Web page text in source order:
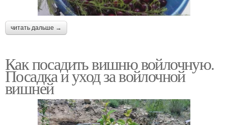
читать дальше →
Как посадить вишню войлочную.
Посадка и уход за войлочной
вишней